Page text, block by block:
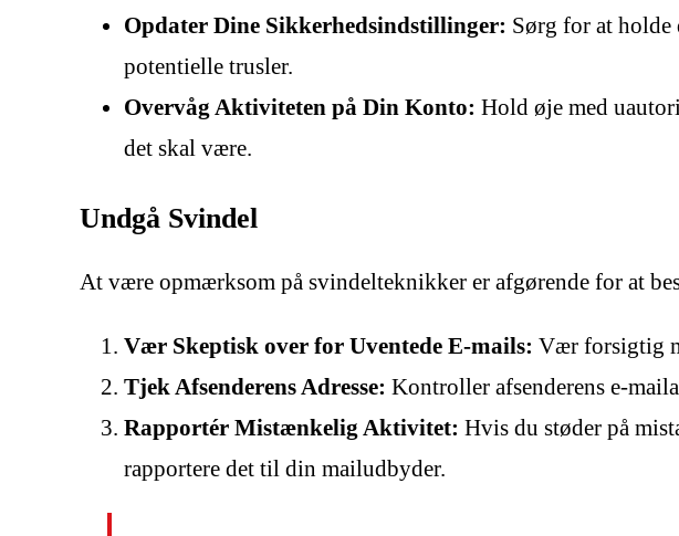
Opdater Dine Sikkerhedsindstillinger: Sørg for at
potentielle trusler.
Overvåg Aktiviteten på Din Konto: Hold øje med
det skal være.
Undgå Svindel
At være opmærksom på svindelteknikker er afgørende for at
Vær Skeptisk over for Uventede E-mails: Vær forsigtig
Tjek Afsenderens Adresse: Kontroller afsenderens e-
Rapportér Mistænkelig Aktivitet: Hvis du støder på
rapportere det til din mailudbyder.